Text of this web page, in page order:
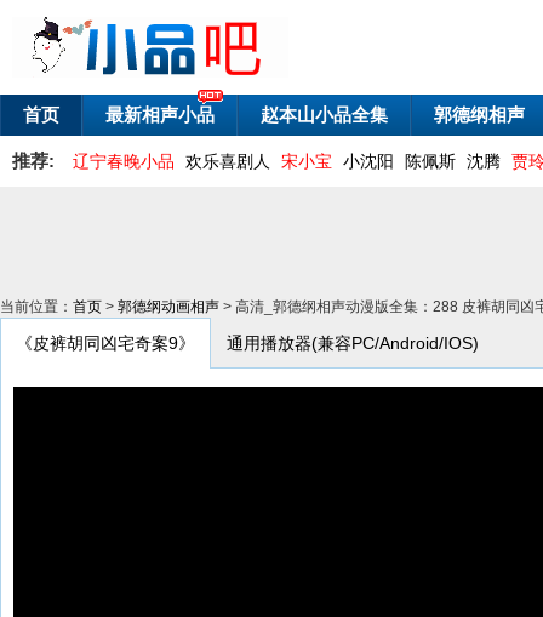
首页 最新相声小品 赵本山小品全集 郭德纲相声
推荐: 辽宁春晚小品 欢乐喜剧人 宋小宝 小沈阳 陈佩斯 沈腾 贾
当前位置： 首页 > 郭德纲动画相声 > 高清_郭德纲相声动漫版全集：288 皮裤胡同凶
《皮裤胡同凶宅奇案9》 通用播放器(兼容PC/Android/IOS)